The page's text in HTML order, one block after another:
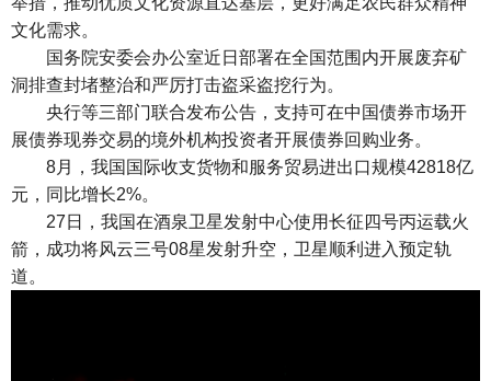
文化需求。
国务院安委会办公室近日部署在全国范围内开展废弃矿
洞排查封堵整治和严厉打击盗采盗挖行为。
央行等三部门联合发布公告，支持可在中国债券市场开
展债券现券交易的境外机构投资者开展债券回购业务。
8月，我国国际收支货物和服务贸易进出口规模42818亿
元，同比增长2%。
27日，我国在酒泉卫星发射中心使用长征四号丙运载火
箭，成功将风云三号08星发射升空，卫星顺利进入预定轨
道。